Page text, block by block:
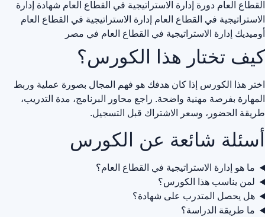
القطاع العام دورة إدارة الاستراتيجية في القطاع العام شهادة إدارة
الاستراتيجية في القطاع العام إدارة الاستراتيجية في القطاع العام
أوميديك إدارة الاستراتيجية في القطاع العام في مصر
كيف تختار هذا الكورس؟
اختر هذا الكورس إذا كان هدفك هو فهم المجال بصورة عملية وربط
المهارة بفرصة مهنية واضحة. راجع محاور البرنامج، مدة التدريب،
طريقة الحضور، وسعر الاشتراك قبل التسجيل.
أسئلة شائعة عن الكورس
ما هو إدارة الاستراتيجية في القطاع العام؟
لمن يناسب هذا الكورس؟
هل يحصل المتدرب على شهادة؟
ما طريقة الدراسة؟